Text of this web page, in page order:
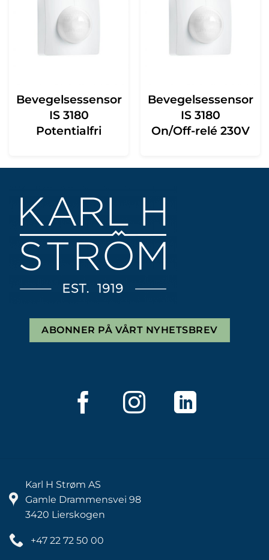
Bevegelsessensor
IS 3180
Potentialfri
Bevegelsessensor
IS 3180
On/Off-relé 230V
ABONNER PÅ VÅRT NYHETSBREV
Karl H Strøm AS
Gamle Drammensvei 98
3420 Lierskogen
+47 22 72 50 00